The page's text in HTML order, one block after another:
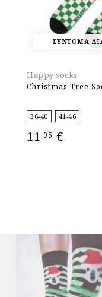
ΣΥΝΤΟΜΑ
Happy socks
Christmas Tree
36-40 41-46
11,95 €